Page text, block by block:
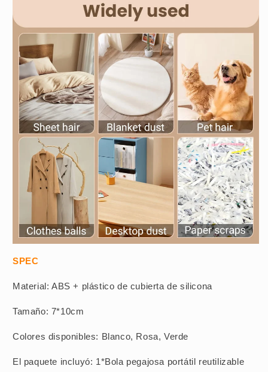
SPEC
Material: ABS + plástico de cubierta de silicona
Tamaño: 7*10cm
Colores disponibles: Blanco, Rosa, Verde
El paquete incluyó: 1*Bola pegajosa portátil reutilizable